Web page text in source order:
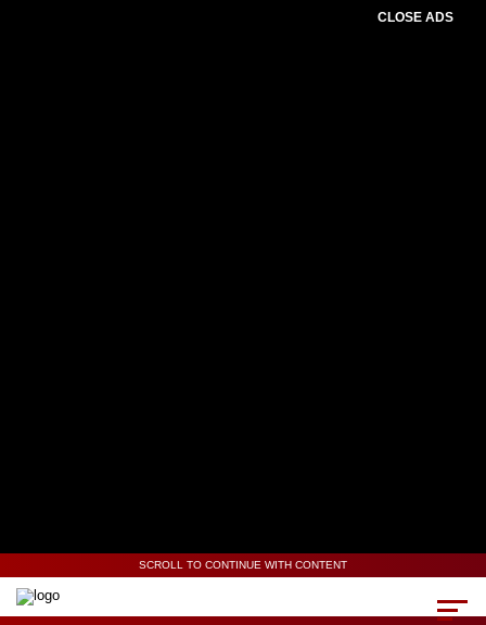
CLOSE ADS
SCROLL TO CONTINUE WITH CONTENT